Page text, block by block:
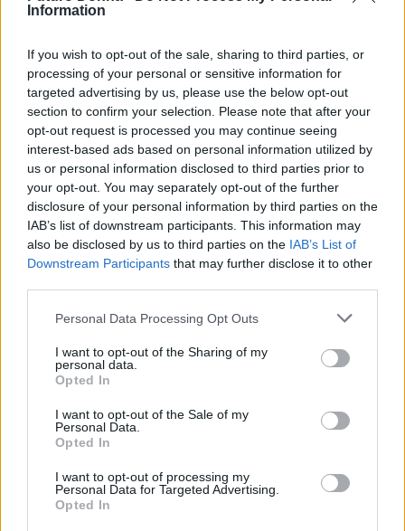
Information
If you wish to opt-out of the sale, sharing to third parties, or
processing of your personal or sensitive information for
targeted advertising by us, please use the below opt-out
section to confirm your selection. Please note that after your
opt-out request is processed you may continue seeing
interest-based ads based on personal information utilized by
us or personal information disclosed to third parties prior to
your opt-out. You may separately opt-out of the further
disclosure of your personal information by third parties on the
IAB’s list of downstream participants. This information may
also be disclosed by us to third parties on the IAB’s List of
Downstream Participants that may further disclose it to other
Please note that this website/app uses one or more Google
not limited to your visit or usage behaviour. You may click to
grant or deny consent to Google and its third-party tags to
use your data for below specified purposes in below Google
consent section.
Personal Data Processing Opt Outs
I want to opt-out of the Sharing of my
personal data.
Opted In
I want to opt-out of the Sale of my
Personal Data.
Opted In
I want to opt-out of processing my
Personal Data for Targeted Advertising.
Opted In
Continua a leggere
MAKEUP
Laboratorio nazionale per studenti: salute urbana e
opportunità professionali
MAKEUP